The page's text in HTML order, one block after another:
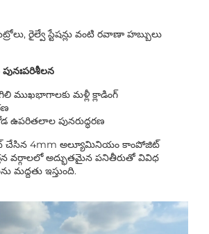
రైల్వే స్టేషన్లు వంటి రవాణా హబ్బులు
ముఖభాగాలకు మళ్లీ క్లాడింగ్
ఉపరితలాల పునరుద్ధరణ
చేసిన 4mm అల్యూమినియం కాంపోజిట్
వర్గాలలో అద్భుతమైన పనితీరుతో వివిధ
మద్దతు ఇస్తుంది.